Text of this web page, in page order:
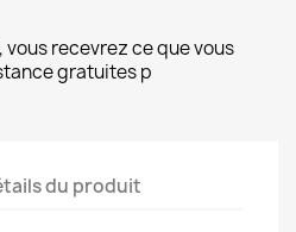
recevrez ce que vous
gratuites p
du produit